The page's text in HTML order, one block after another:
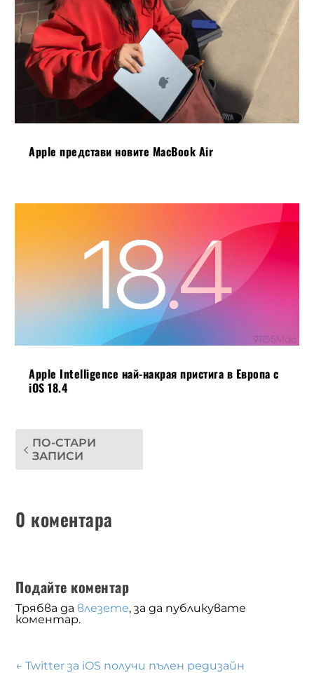
Apple представи новите MacBook Air
Apple Intelligence най-накрая пристига в Европа с
iOS 18.4
ПО-СТАРИ
ЗАПИСИ
0 коментара
Подайте коментар
Трябва да влезете, за да публикувате
коментар.
←Twitter за iOS получи пълен редизайн